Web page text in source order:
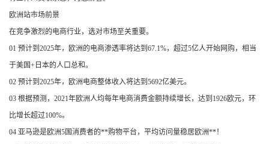
欧洲站市场前景
在竞争激烈的电商行业，选对市场至关重要。
01 预计到2025年，欧洲的电商渗透率将达到67.1%，超过5亿人开始网购，相当
于美国+日本的人口总和。
02 预计到2025年，欧洲电商整体收入将达到5692亿美元。
03 根据预测，2021年欧洲人均每年电商消费金额持续增长，达到1926欧元，环
比增长超过100%。
04 亚马逊是欧洲5国消费者的**购物平台，平均访问量稳居欧洲**！